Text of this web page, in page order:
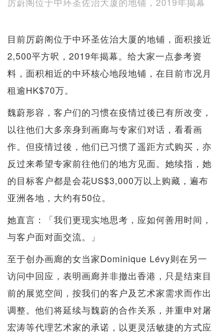
目前厉蔚阁位于中环圣佐治大厦的地铺，面积接近
2,500平方呎，2019年揭幕。给大家一点参考资
料，面积相近的中环核心地段地铺，在目前市况月
租逾HK$70万。
魏蔚形容，客户们的习惯在疫情过後已有所改变，
以往他们大多亲身到画廊与专家们对话，看看画
作。但疫情过後，他们已习惯了遥距方式购买，亦
反过来希望专家前往他们的地方见面。她续指，她
的目标客户都是会花US$3,000万以上购藏，遍布
亚洲各地，大约有50位。
她直言：「我们更现实地思考，应如何善用时间，
与客户面对面交流。」
至于创办画廊的女当家Dominique Lévy则在另一
访问中回应，表明画廊并非撤出香港，只是结束目
前的展览空间，按我们的客户及艺术家需求而作出
调整。他们将延续与魏蔚的合作关系，并重申对屠
宏涛等代理艺术家的承诺，以更灵活敏捷的方式应